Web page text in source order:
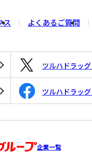
ス よくあるご質問
ツルハドラッ
ツルハドラッ
企業一覧